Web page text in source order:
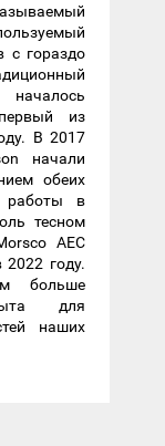
с гораздо
из
В 2017
начали
обеих
работы в
тесном
AEC
2022 году.
больше
для
наших